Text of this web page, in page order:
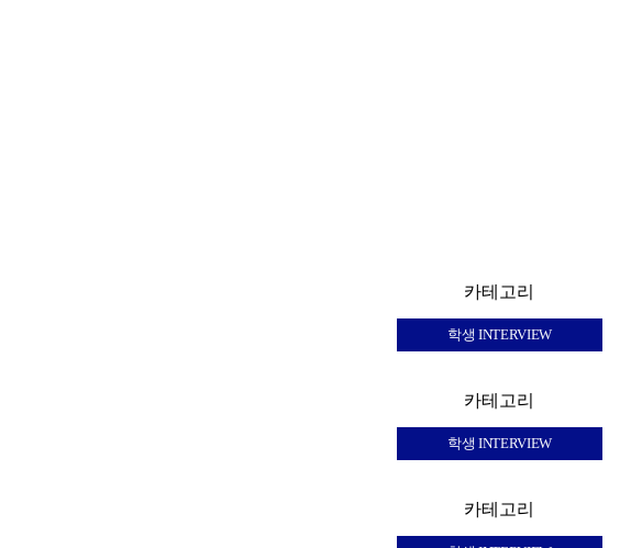
카테고리
학생 INTERVIEW
카테고리
학생 INTERVIEW
카테고리